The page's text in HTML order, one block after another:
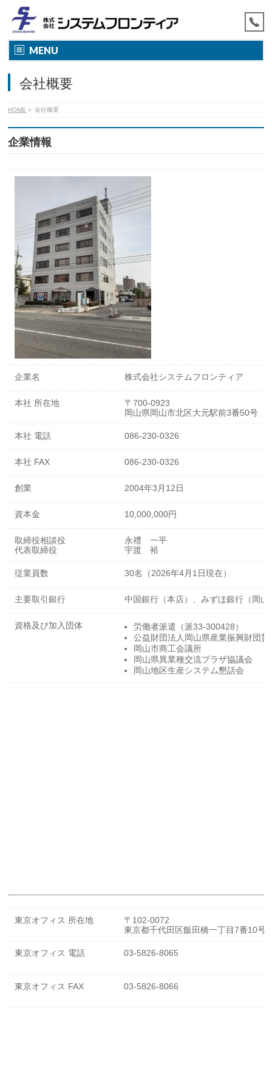
MENU
会社概要
HOME » 会社概要
企業情報
企業名 株式会社システムフロンティア
本社 所在地
〒700-0923
岡山県岡山市北区大元駅前3番50号
本社 電話 086-230-0326
本社 FAX 086-230-0326
創業 2004年3月12日
資本金 10,000,000円
取締役相談役
代表取締役
永禮 一平
宇渡 裕
従業員数 30名（2026年4月1日現在）
主要取引銀行 中国銀行（本店）、みずほ銀行（岡山
資格及び加入団体
労働者派遣（派33-300428）
公益財団法人岡山県産業振興財団賛
岡山市商工会議所
岡山県異業種交流プラザ協議会
岡山地区生産システム懇話会
東京オフィス 所在地
〒102-0072
東京都千代田区飯田橋一丁目7番10
東京オフィス 電話 03-5826-8065
東京オフィス FAX 03-5826-8066